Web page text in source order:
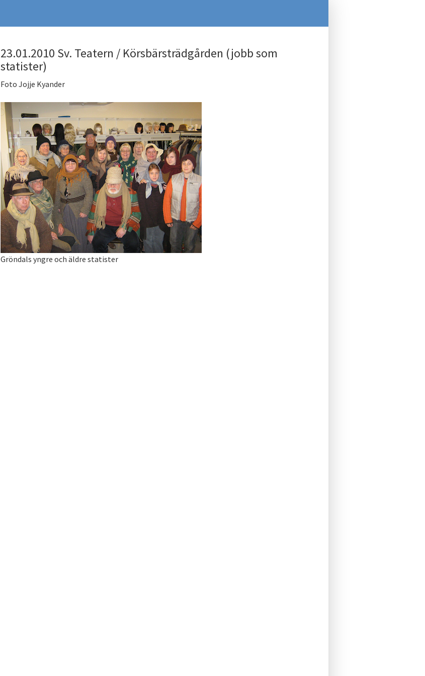
23.01.2010 Sv. Teatern / Körsbärsträdgården (jobb som
statister)
Foto Jojje Kyander
Gröndals yngre och äldre statister